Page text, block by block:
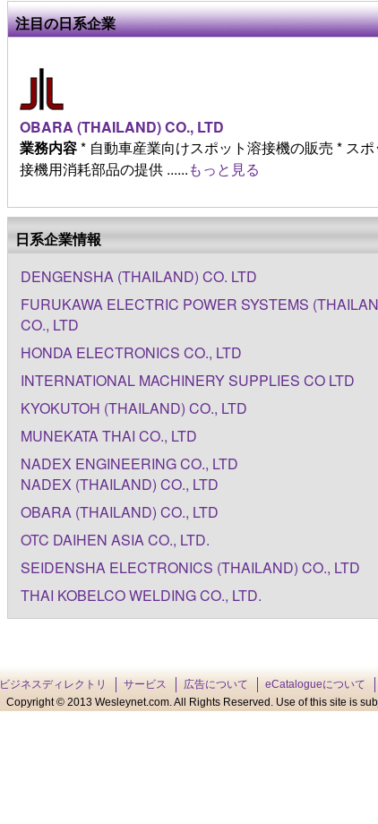
注目の日系企業
OBARA (THAILAND) CO., LTD
業務内容* 自動車産業向けスポット溶接機の販売 * ス
接機用消耗部品の提供 ......もっと見る
日系企業情報
DENGENSHA (THAILAND) CO. LTD
FURUKAWA ELECTRIC POWER SYSTEMS
CO., LTD
HONDA ELECTRONICS CO., LTD
INTERNATIONAL MACHINERY SUPPLIES CO LTD
KYOKUTOH (THAILAND) CO., LTD
MUNEKATA THAI CO., LTD
NADEX ENGINEERING CO., LTD
NADEX (THAILAND) CO., LTD
OBARA (THAILAND) CO., LTD
OTC DAIHEN ASIA CO., LTD.
SEIDENSHA ELECTRONICS (THAILAND) CO., LTD
THAI KOBELCO WELDING CO., LTD.
ビジネスディレクトリ サービス 広告について eCatalogueについて
Copyright © 2013 Wesleynet.com. All Rights Reserved. Use of this site is